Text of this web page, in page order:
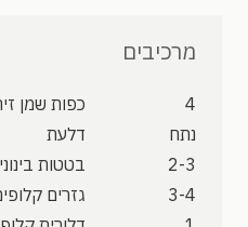
מרכיבים
4
כפות שמן
נתח
דלעת
2-3
בטטות
3-4
גזרים